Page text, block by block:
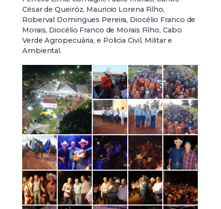
César de Queiróz, Mauricio Lorena Filho,
Roberval Domingues Pereira, Diocélio Franco de
Morais, Diocélio Franco de Morais Filho, Cabo
Verde Agropecuária, e Policia Civil, Militar e
Ambiental.